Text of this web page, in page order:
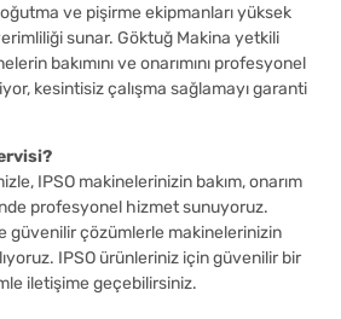
ve pişirme ekipmanları yüksek
sunar. Göktuğ Makina yetkili
bakımını ve onarımını profesyonel
kesintisiz çalışma sağlamayı garanti
IPSO makinelerinizin bakım, onarım
profesyonel hizmet sunuyoruz.
güvenilir çözümlerle makinelerinizin
IPSO ürünleriniz için güvenilir bir
iletişime geçebilirsiniz.